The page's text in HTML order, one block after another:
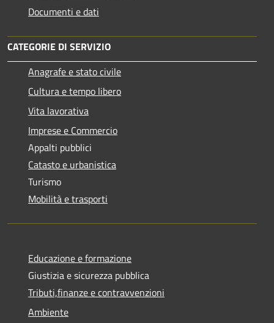
Documenti e dati
CATEGORIE DI SERVIZIO
Anagrafe e stato civile
Cultura e tempo libero
Vita lavorativa
Imprese e Commercio
Appalti pubblici
Catasto e urbanistica
Turismo
Mobilità e trasporti
Educazione e formazione
Giustizia e sicurezza pubblica
Tributi,finanze e contravvenzioni
Ambiente